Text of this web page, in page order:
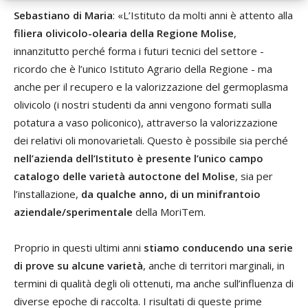
Sebastiano di Maria: «L’Istituto da molti anni è attento alla
filiera olivicolo-olearia della Regione Molise,
innanzitutto perché forma i futuri tecnici del settore -
ricordo che è l’unico Istituto Agrario della Regione - ma
anche per il recupero e la valorizzazione del germoplasma
olivicolo (i nostri studenti da anni vengono formati sulla
potatura a vaso policonico), attraverso la valorizzazione
dei relativi oli monovarietali. Questo è possibile sia perché
nell’azienda dell’Istituto è presente l’unico campo
catalogo delle varietà autoctone del Molise, sia per
l’installazione, da qualche anno, di un minifrantoio
aziendale/sperimentale della MoriTem.
Proprio in questi ultimi anni stiamo conducendo una serie
di prove su alcune varietà, anche di territori marginali, in
termini di qualità degli oli ottenuti, ma anche sull’influenza di
diverse epoche di raccolta. I risultati di queste prime